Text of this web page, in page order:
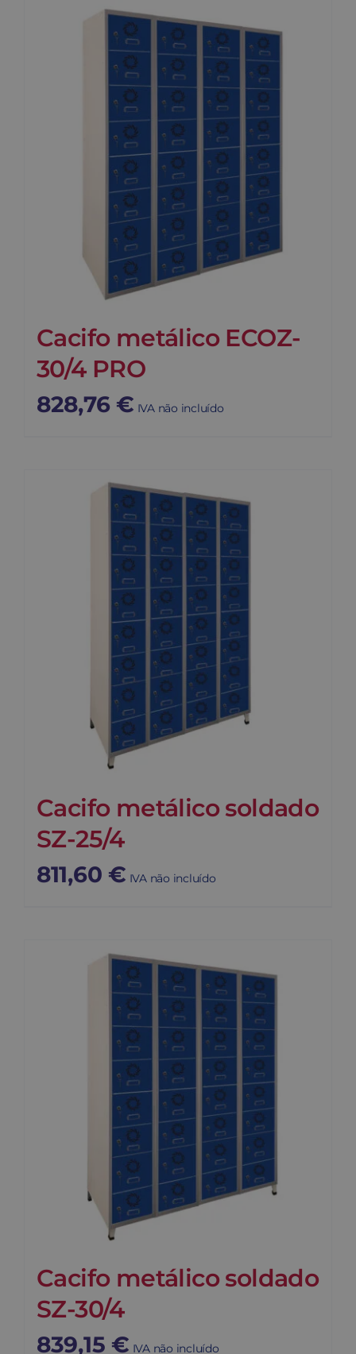
Cacifo metálico ECOZ-
30/4 PRO
828,76 € IVA não incluído
Cacifo metálico soldado
SZ-25/4
811,60 € IVA não incluído
Cacifo metálico soldado
SZ-30/4
839,15 € IVA não incluído